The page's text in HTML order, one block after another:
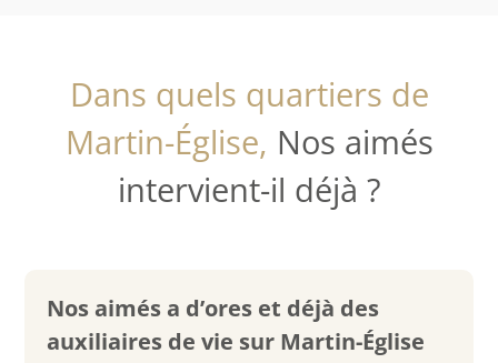
Dans quels quartiers de
Martin-Église, Nos aimés
intervient-il déjà ?
Nos aimés a d’ores et déjà des
auxiliaires de vie sur Martin-Église